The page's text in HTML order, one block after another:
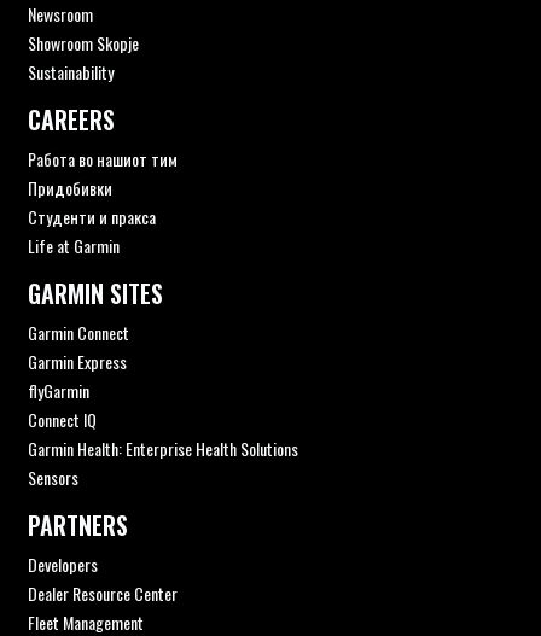
Newsroom
Showroom Skopje
Sustainability
CAREERS
Работа во нашиот тим
Придобивки
Студенти и пракса
Life at Garmin
GARMIN SITES
Garmin Connect
Garmin Express
flyGarmin
Connect IQ
Garmin Health: Enterprise Health Solutions
Sensors
PARTNERS
Developers
Dealer Resource Center
Fleet Management